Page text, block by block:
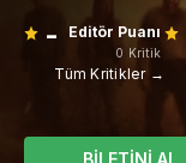
- Editör Puanı
0 Kritik
Tüm Kritikler →
BİLETİNİ AL